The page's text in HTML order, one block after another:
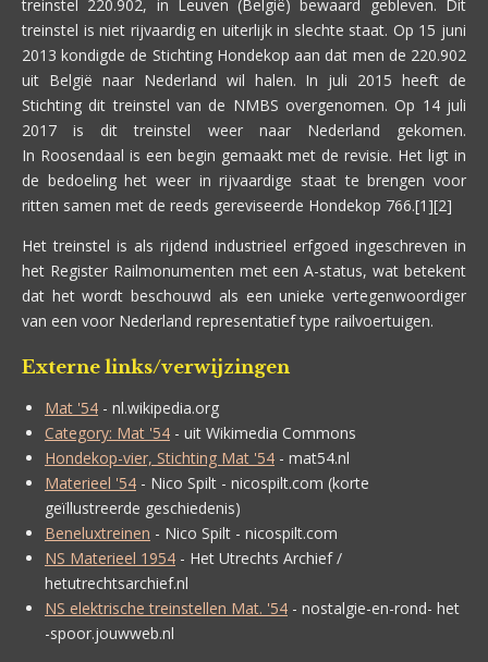
treinstel 220.902, in Leuven (België) bewaard gebleven. Dit
treinstel is niet rijvaardig en uiterlijk in slechte staat. Op 15 juni
2013 kondigde de Stichting Hondekop aan dat men de 220.902
uit België naar Nederland wil halen. In juli 2015 heeft de
Stichting dit treinstel van de NMBS overgenomen. Op 14 juli
2017 is dit treinstel weer naar Nederland gekomen.
In Roosendaal is een begin gemaakt met de revisie. Het ligt in
de bedoeling het weer in rijvaardige staat te brengen voor
ritten samen met de reeds gereviseerde Hondekop 766.[1][2]
Het treinstel is als rijdend industrieel erfgoed ingeschreven in
het Register Railmonumenten met een A-status, wat betekent
dat het wordt beschouwd als een unieke vertegenwoordiger
van een voor Nederland representatief type railvoertuigen.
Externe links/verwijzingen
Mat '54 - nl.wikipedia.org
Category: Mat '54 - uit Wikimedia Commons
Hondekop-vier, Stichting Mat '54 - mat54.nl
Materieel '54 - Nico Spilt - nicospilt.com (korte
geïllustreerde geschiedenis)
Beneluxtreinen - Nico Spilt - nicospilt.com
NS Materieel 1954 - Het Utrechts Archief /
hetutrechtsarchief.nl
NS elektrische treinstellen Mat. '54 - nostalgie-en-rond- het
-spoor.jouwweb.nl